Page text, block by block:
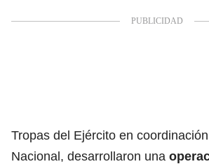
Tropas del Ejército en
Nacional, desarrollaron una